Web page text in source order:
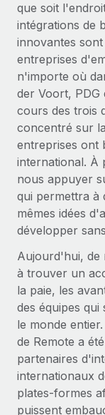
matière de
Gestion des
Achetez et
dans le
Création
Établissez
conformité
Mobilité et
Organisez
employés
Avantages
Gérez
Weaviate en
source et AI-
En savoir
Intégration
plateforme
Impact Les
embaucher et
En savoir
EOR et PEO
Gestion des
Taxes
Explorer le blog
BLOG
Mises à jour
Intégrations
freelances
toute taille à
En savoir
Comment
répartis
Phiture, un
croissance
que soit
intégrations de
innovantes
entreprises
n'importe où
der Voort, PDG
cours des trois
concentré sur
entreprises ont
international. À
nous appuyer
qui permettra à
mêmes idées
développer
Aujourd'hui, de
à trouver un
la paie, les
des équipes
le monde
de Remote a
partenaires
internationaux
plates-formes
puissent